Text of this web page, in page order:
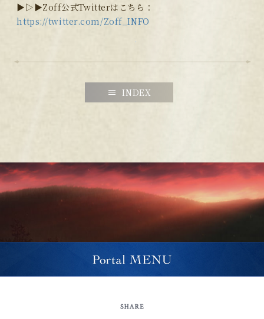
▶▷▶Zoff公式Twitterはこちら：
https://twitter.com/Zoff_INFO
INDEX